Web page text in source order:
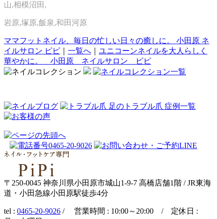
山,相模沼田,
岩原,塚原,飯泉,和田河原
ママフットネイル、毎日の忙しい日々の癒しに。 小田原 ネ
イルサロン ピピ
一覧へ
ユニコーンネイルを大人らしく
華やかに。 小田原 ネイルサロン ピピ
〒250-0045 神奈川県小田原市城山1-9-7 高橋店舗1階 / JR東海
道・小田急線小田原駅徒歩4分
tel : 0465-20-9026 / 営業時間 : 10:00～20:00 / 定休日 :